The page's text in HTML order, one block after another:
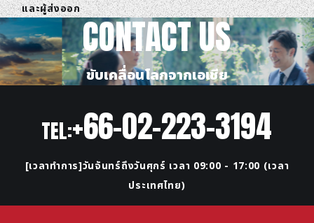
และผู้ส่งออก
CONTACT US
ขับเคลื่อนโลกจากเอเชีย
TEL:+66-02-223-3194
[เวลาทำการ]วันจันทร์ถึงวันศุกร์ เวลา 09:00 - 17:00 (เวลา
ประเทศไทย)